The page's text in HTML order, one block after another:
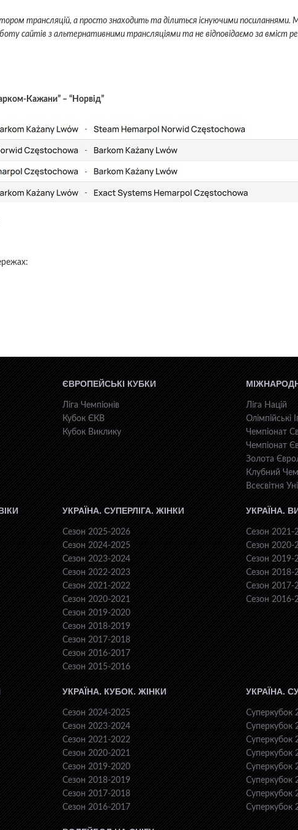
трансляцій, а просто знаходить та ділиться існуючими посиланнями.
сайтів з альтернативними трансляціями та не відповідаємо за вміст
Кажани” – “Норвід”
ЄВРОПЕЙСЬКІ КУБКИ
Ліга Чемпіонів
Кубок ЄКВ
Кубок Виклику
Ліга Націй
Олімпійські
Чемпіонат
Чемпіонат
Золота
Клубний
Всесвiтня
УКРАЇНА. СУПЕРЛІГА. ЖІНКИ
Сезон 2025-2026
Сезон 2024-2025
Сезон 2023-2024
Сезон 2022-2023
Сезон 2021-2022
Сезон 2020-2021
Сезон 2019-2020
Сезон 2018-2019
Сезон 2017-2018
Сезон 2016-2017
Сезон 2015-2016
УКРАЇНА.
Сезон 2021-
Сезон 2020-
Сезон 2019-
Сезон 2018-
Сезон 2017-
Сезон 2016-
УКРАЇНА. КУБОК. ЖІНКИ
Сезон 2024-2025
Сезон 2023-2024
Сезон 2021-2022
Сезон 2020-2021
Сезон 2019-2020
Сезон 2018-2019
Сезон 2017-2018
Сезон 2016-2017
УКРАЇНА.
Суперкубок
Суперкубок
Суперкубок
Суперкубок
Суперкубок
Суперкубок
Суперкубок
Суперкубок